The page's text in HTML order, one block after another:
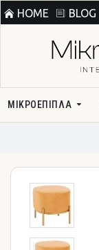
HOME BLOG
ΜΙΚΡΟΕΠΙΠΛΑ